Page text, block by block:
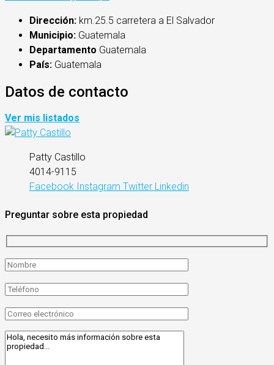
Dirección: km.25.5 carretera a El Salvador
Municipio: Guatemala
Departamento Guatemala
País: Guatemala
Datos de contacto
Ver mis listados
Patty Castillo
4014-9115
Facebook Instagram Twitter Linkedin
Preguntar sobre esta propiedad